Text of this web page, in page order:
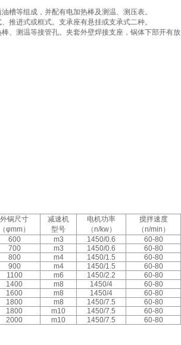
槽等组成，并配有电加热棒及测温、测压表。
推进式或框式。支承座有悬挂或支承式二种。
、测温等接管孔。夹套外壁焊接支座，锅体下部开有放
外锅尺寸
（φmm）
减速机
型号
电机功率
（n/kw）
搅拌速度
（n/min）
600 m3 1450/0.6
60-80
700 m3 1450/0.6
60-80
800 m4 1450/1.5
60-80
900 m4 1450/1.5
60-80
1100 m6 1450/2.2
60-80
1400 m8 1450/4
60-80
1600 m8 1450/4
60-80
1800 m8 1450/7.5
60-80
1800 m10 1450/7.5
60-80
2000 m10 1450/7.5
60-80